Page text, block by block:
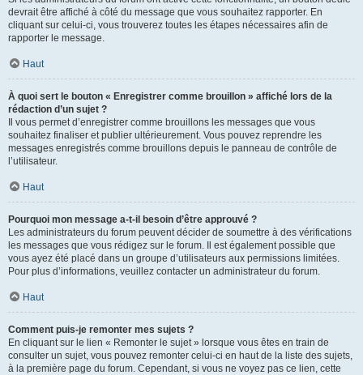
devrait être affiché à côté du message que vous souhaitez rapporter. En
cliquant sur celui-ci, vous trouverez toutes les étapes nécessaires afin de
rapporter le message.
Haut
À quoi sert le bouton « Enregistrer comme brouillon » affiché lors de la
rédaction d’un sujet ?
Il vous permet d’enregistrer comme brouillons les messages que vous
souhaitez finaliser et publier ultérieurement. Vous pouvez reprendre les
messages enregistrés comme brouillons depuis le panneau de contrôle de
l’utilisateur.
Haut
Pourquoi mon message a-t-il besoin d’être approuvé ?
Les administrateurs du forum peuvent décider de soumettre à des vérifications
les messages que vous rédigez sur le forum. Il est également possible que
vous ayez été placé dans un groupe d’utilisateurs aux permissions limitées.
Pour plus d’informations, veuillez contacter un administrateur du forum.
Haut
Comment puis-je remonter mes sujets ?
En cliquant sur le lien « Remonter le sujet » lorsque vous êtes en train de
consulter un sujet, vous pouvez remonter celui-ci en haut de la liste des sujets,
à la première page du forum. Cependant, si vous ne voyez pas ce lien, cette